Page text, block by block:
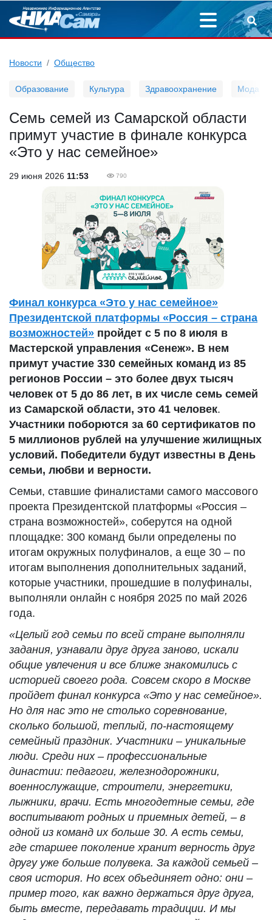
Новости Общество
Образование Культура Здравоохранение Мода
Семь семей из Самарской области
примут участие в финале конкурса
«Это у нас семейное»
29 июня 2026 11:53 790
Финал конкурса «Это у нас семейное»
Президентской платформы «Россия – страна
возможностей» пройдет с 5 по 8 июля в
Мастерской управления «Сенеж». В нем
примут участие 330 семейных команд из 85
регионов России – это более двух тысяч
человек от 5 до 86 лет, в их числе семь семей
из Самарской области, это 41 человек.
Участники поборются за 60 сертификатов по
5 миллионов рублей на улучшение жилищных
условий. Победители будут известны в День
семьи, любви и верности.
Семьи, ставшие финалистами самого массового
проекта Президентской платформы «Россия –
страна возможностей», соберутся на одной
площадке: 300 команд были определены по
итогам окружных полуфиналов, а еще 30 – по
итогам выполнения дополнительных заданий,
которые участники, прошедшие в полуфиналы,
выполняли онлайн с ноября 2025 по май 2026
года.
«Целый год семьи по всей стране выполняли
задания, узнавали друг друга заново, искали
общие увлечения и все ближе знакомились с
историей своего рода. Совсем скоро в Москве
пройдет финал конкурса «Это у нас семейное».
Но для нас это не столько соревнование,
сколько большой, теплый, по-настоящему
семейный праздник. Участники – уникальные
люди. Среди них – профессиональные
династии: педагоги, железнодорожники,
военнослужащие, строители, энергетики,
лыжники, врачи. Есть многодетные семьи, где
воспитывают родных и приемных детей, – в
одной из команд их больше 30. А есть семьи,
где старшее поколение хранит верность друг
другу уже больше полувека. За каждой семьей –
своя история. Но всех объединяет одно: они –
пример того, как важно держаться друг друга,
быть вместе, передавать традиции. И мы